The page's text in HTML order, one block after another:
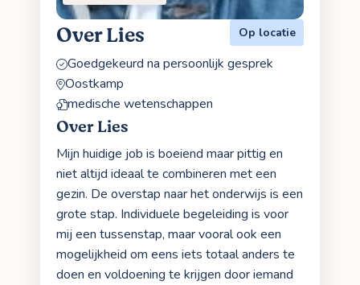
Over Lies Op locatie
Goedgekeurd na persoonlijk gesprek
Oostkamp
medische wetenschappen
Over Lies
Mijn huidige job is boeiend maar pittig en
niet altijd ideaal te combineren met een
gezin. De overstap naar het onderwijs is een
grote stap. Individuele begeleiding is voor
mij een tussenstap, maar vooral ook een
mogelijkheid om eens iets totaal anders te
doen en voldoening te krijgen door iemand